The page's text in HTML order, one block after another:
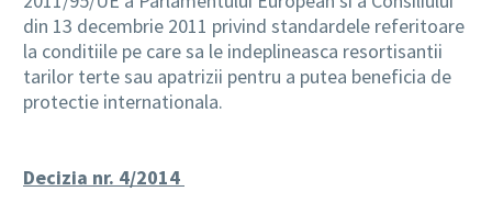
din 13 decembrie 2011 privind standardele referitoare
la conditiile pe care sa le indeplineasca resortisantii
tarilor terte sau apatrizii pentru a putea beneficia de
protectie internationala.
Decizia nr. 4/2014